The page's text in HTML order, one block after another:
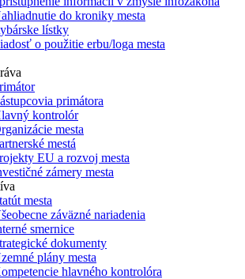
do kroniky mesta
lístky
o použitie erbu/loga mesta
primátora
kontrolór
mesta
mestá
EU a rozvoj mesta
zámery mesta
mesta
záväzné nariadenia
smernice
dokumenty
plány mesta
hlavného kontrolóra